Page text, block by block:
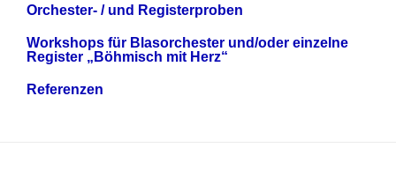
Orchester- / und Registerproben
Workshops für Blasorchester und/oder einzelne
Register „Böhmisch mit Herz“
Referenzen